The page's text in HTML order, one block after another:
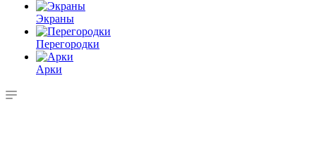
Экраны
Перегородки
Арки